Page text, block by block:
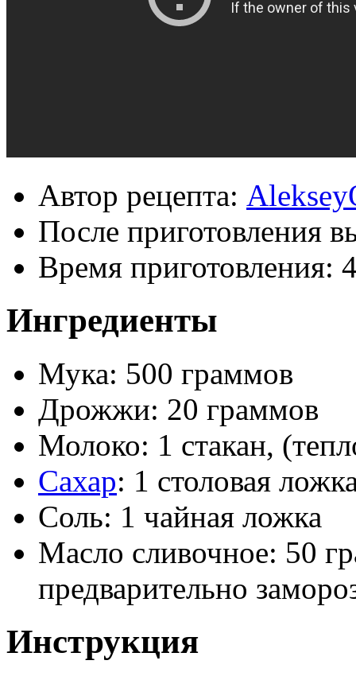
Автор рецепта:
После приготовления
Время приготовления:
Ингредиенты
Мука: 500 граммов
Дрожжи: 20 граммов
Молоко: 1 стакан,
Сахар: 1 столовая
Соль: 1 чайная ложка
Масло сливочное: 50
предварительно
Инструкция